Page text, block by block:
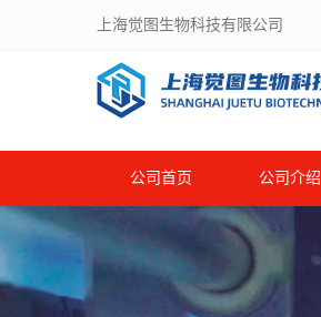
上海觉图生物科技有限公司
公司首页 公司介绍